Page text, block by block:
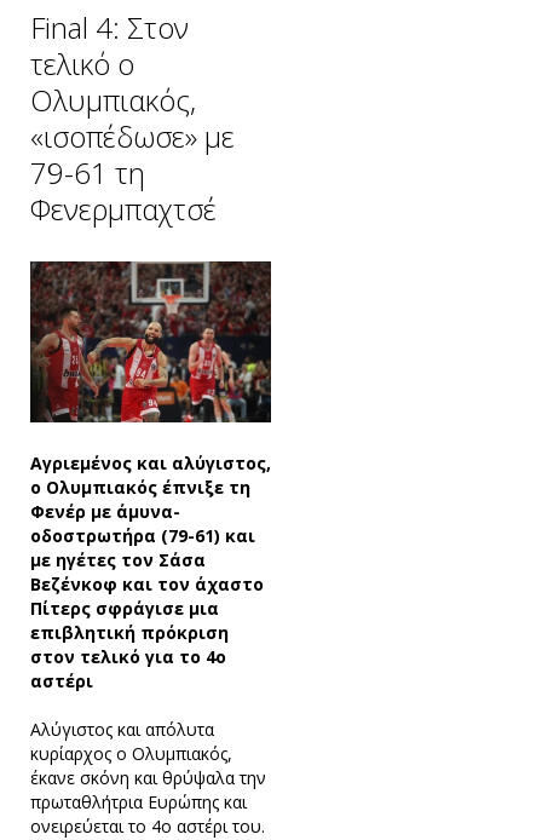
Final 4: Στον
τελικό ο
Ολυμπιακός,
«ισοπέδωσε» με
79-61 τη
Φενερμπαχτσέ
Αγριεμένος και αλύγιστος,
ο Ολυμπιακός έπνιξε τη
Φενέρ με άμυνα-
οδοστρωτήρα (79-61) και
με ηγέτες τον Σάσα
Βεζένκοφ και τον άχαστο
Πίτερς σφράγισε μια
επιβλητική πρόκριση
στον τελικό για το 4ο
αστέρι
Αλύγιστος και απόλυτα
κυρίαρχος ο Ολυμπιακός,
έκανε σκόνη και θρύψαλα την
πρωταθλήτρια Ευρώπης και
ονειρεύεται το 4ο αστέρι του.